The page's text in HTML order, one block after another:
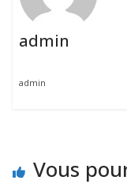
admin
admin
Vous